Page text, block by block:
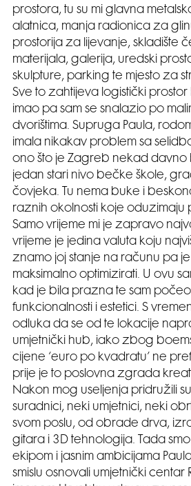
prostora, tu su mi glavna
alatnica, manja radionica za
prostorija za lijevanje, skladište
materijala, galerija, uredski
skulpture, parking te mjesto za
Sve to zahtijeva logistički
imao pa sam se snalazio po
dvorištima. Supruga Paula,
imala nikakav problem sa
ono što je Zagreb nekad davno
jedan stari nivo bečke škole,
čovjeka. Tu nema buke i
raznih okolnosti koje oduzimaju
Samo vrijeme mi je zapravo
vrijeme je jedina valuta koju
znamo joj stanje na računu pa je
maksimalno optimizirati. U ovu
kad je bila prazna te sam
funkcionalnosti i estetici. S
odluka da se od te lokacije
umjetnički hub, iako zbog
cijene ‘euro po kvadratu’ ne
prije je to poslovna zgrada
Nakon mog useljenja pridružili su
suradnici, neki umjetnici, neki
svom poslu, od obrade drva,
gitara i 3D tehnologija. Tada
ekipom i jasnim ambicijama
smislu osnovali umjetnički centar